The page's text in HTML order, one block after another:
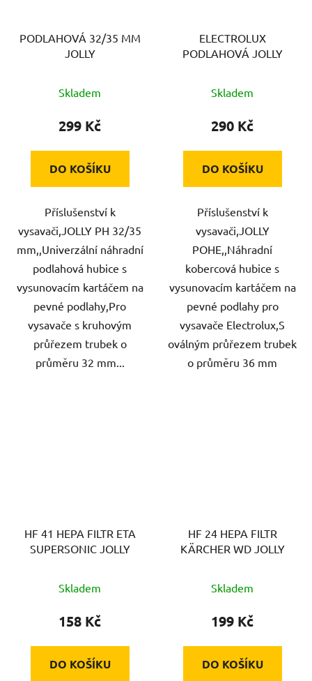
PODLAHOVÁ 32/35 MM
JOLLY
Skladem
299 Kč
DO KOŠÍKU
Příslušenství k
vysavači,JOLLY PH 32/35
mm,,Univerzální náhradní
podlahová hubice s
vysunovacím kartáčem na
pevné podlahy,Pro
vysavače s kruhovým
průřezem trubek o
průměru 32 mm...
ELECTROLUX
PODLAHOVÁ JOLLY
Skladem
290 Kč
DO KOŠÍKU
Příslušenství k
vysavači,JOLLY
POHE,,Náhradní
kobercová hubice s
vysunovacím kartáčem na
pevné podlahy pro
vysavače Electrolux,S
oválným průřezem trubek
o průměru 36 mm
HF 41 HEPA FILTR ETA
SUPERSONIC JOLLY
Skladem
158 Kč
DO KOŠÍKU
HF 24 HEPA FILTR
KÄRCHER WD JOLLY
Skladem
199 Kč
DO KOŠÍKU